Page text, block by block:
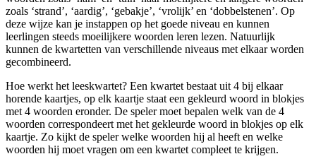
zoals ‘strand’, ‘aardig’, ‘gebakje’, ‘vrolijk’ en ‘dobbelstenen’. Op
deze wijze kan je instappen op het goede niveau en kunnen
leerlingen steeds moeilijkere woorden leren lezen. Natuurlijk
kunnen de kwartetten van verschillende niveaus met elkaar worden
gecombineerd.
Hoe werkt het leeskwartet? Een kwartet bestaat uit 4 bij elkaar
horende kaartjes, op elk kaartje staat een gekleurd woord in blokjes
met 4 woorden eronder. De speler moet bepalen welk van de 4
woorden correspondeert met het gekleurde woord in blokjes op elk
kaartje. Zo kijkt de speler welke woorden hij al heeft en welke
woorden hij moet vragen om een kwartet compleet te krijgen.